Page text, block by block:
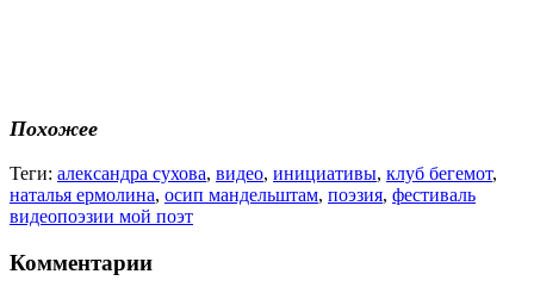
Похожее
Теги: александра сухова, видео, инициативы, клуб бегемот,
наталья ермолина, осип мандельштам, поэзия, фестиваль
видеопоэзии мой поэт
Комментарии